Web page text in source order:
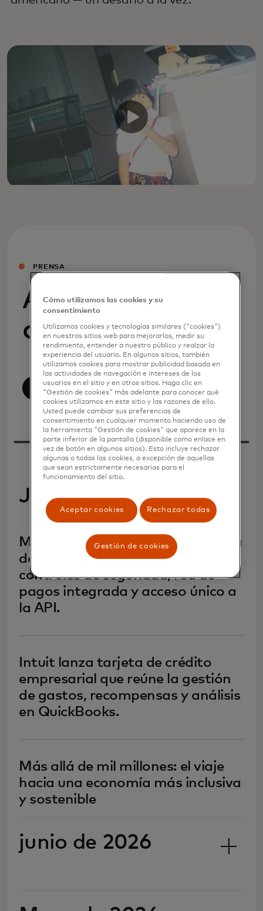
PRENSA
Anuncios de la
compañía
Ver todo
Julio de 2026
Mastercard amplía su plataforma
de tarjetas virtuales con nuevos
controles de seguridad, red de
pagos integrada y acceso único a
la API.
Intuit lanza tarjeta de crédito
empresarial que reúne la gestión
de gastos, recompensas y análisis
en QuickBooks.
Más allá de mil millones: el viaje
hacia una economía más inclusiva
y sostenible
junio de 2026
Cómo utilizamos las cookies y su
consentimiento
Utilizamos cookies y tecnologías similares ("cookies")
en nuestros sitios web para mejorarlos, medir su
rendimiento, entender a nuestro público y realzar la
experiencia del usuario. En algunos sitios, también
utilizamos cookies para mostrar publicidad basada en
las actividades de navegación e intereses de los
usuarios en el sitio y en otros sitios. Haga clic en
"Gestión de cookies" más adelante para conocer qué
cookies utilizamos en este sitio y las razones de ello.
Usted puede cambiar sus preferencias de
consentimiento en cualquier momento haciendo uso de
la herramienta "Gestión de cookies" que aparece en la
parte inferior de la pantalla (disponible como enlace en
vez de botón en algunos sitios). Esto incluye rechazar
algunas o todas las cookies, a excepción de aquellas
que sean estrictamente necesarias para el
funcionamiento del sitio.
Aceptar cookies Rechazar todas
Gestión de cookies